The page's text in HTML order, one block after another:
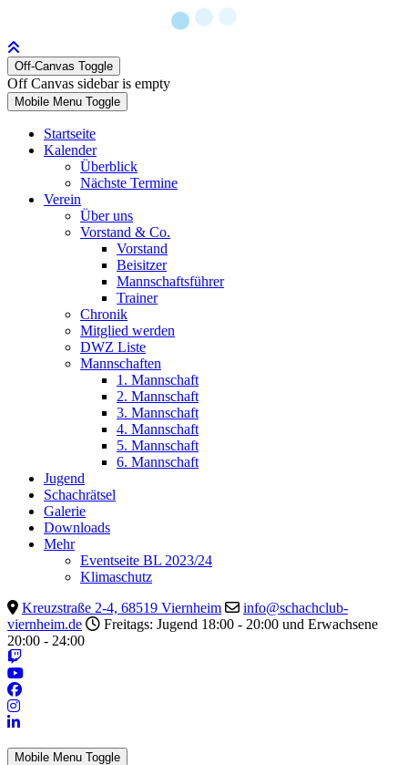
Off-Canvas Toggle
Off Canvas sidebar is empty
Mobile Menu Toggle
Startseite
Kalender
Überblick
Nächste Termine
Verein
Über uns
Vorstand & Co.
Vorstand
Beisitzer
Mannschaftsführer
Trainer
Chronik
Mitglied werden
DWZ Liste
Mannschaften
1. Mannschaft
2. Mannschaft
3. Mannschaft
4. Mannschaft
5. Mannschaft
6. Mannschaft
Jugend
Schachrätsel
Galerie
Downloads
Mehr
Eventseite BL 2023/24
Klimaschutz
Kreuzstraße 2-4, 68519 Viernheim
info@schachclub-
viernheim.de
Freitags: Jugend 18:00 - 20:00 und Erwachsene
20:00 - 24:00
Mobile Menu Toggle